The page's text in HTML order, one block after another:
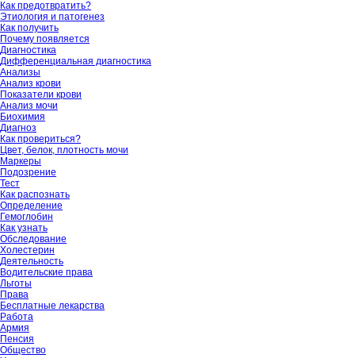
Как предотвратить?
Этиология и патогенез
Как получить
Почему появляется
Диагностика
Дифференциальная диагностика
Анализы
Анализ крови
Показатели крови
Анализ мочи
Биохимия
Диагноз
Как провериться?
Цвет, белок, плотность мочи
Маркеры
Подозрение
Тест
Как распознать
Определение
Гемоглобин
Как узнать
Обследование
Холестерин
Деятельность
Водительские права
Льготы
Права
Бесплатные лекарства
Работа
Армия
Пенсия
Общество